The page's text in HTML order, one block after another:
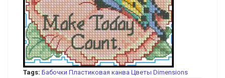
Tags: Бабочки Пластиковая канва Цветы Dimensions